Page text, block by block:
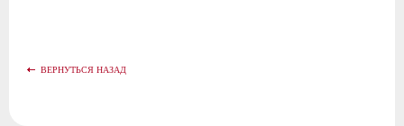
ВЕРНУТЬСЯ НАЗАД